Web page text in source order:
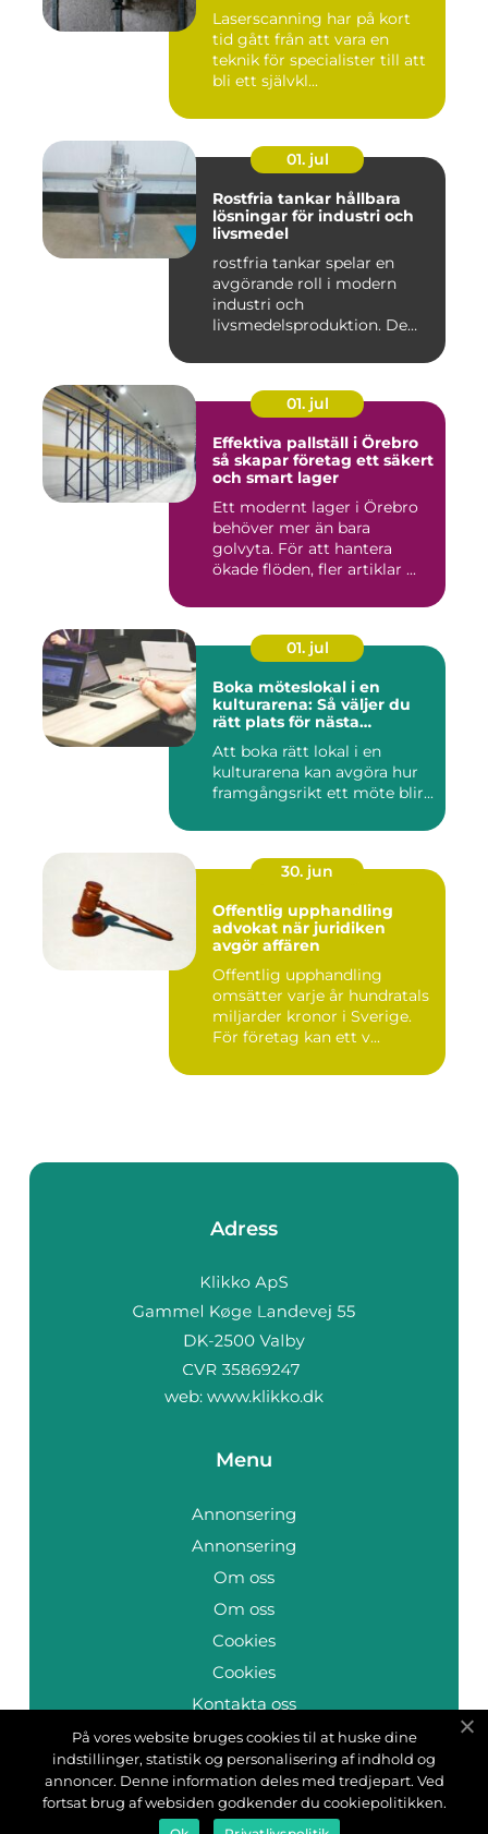
Laserscanning har på kort
tid gått från att vara en
teknik för specialister till att
bli ett självkl...
01. jul
Rostfria tankar hållbara
lösningar för industri och
livsmedel
rostfria tankar spelar en
avgörande roll i modern
industri och
livsmedelsproduktion. De
01. jul
Effektiva pallställ i Örebro
så skapar företag ett säkert
och smart lager
Ett modernt lager i Örebro
behöver mer än bara
golvyta. För att hantera
ökade flöden, fler artiklar ...
01. jul
Boka möteslokal i en
kulturarena: Så väljer du
rätt plats för nästa
Att boka rätt lokal i en
kulturarena kan avgöra hur
framgångsrikt ett möte blir...
30. jun
Offentlig upphandling
advokat när juridiken
avgör affären
Offentlig upphandling
omsätter varje år hundratals
miljarder kronor i Sverige.
För företag kan ett v...
Adress
web: www.klikko.dk
Menu
Annonsering
Annonsering
Om oss
Om oss
Cookies
Cookies
Kontakta oss
Kontakta oss
Sitemap
Sitemap
På vores website bruges cookies til at huske dine
indstillinger, statistik og personalisering af indhold og
annoncer. Denne information deles med tredjepart. Ved
fortsat brug af websiden godkender du cookiepolitikken.